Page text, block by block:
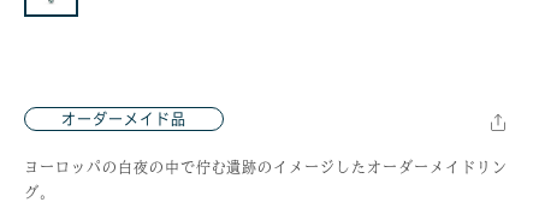
オーダーメイド品
ヨーロッパの白夜の中で佇む遺跡のイメージしたオーダーメイドリン
グ。